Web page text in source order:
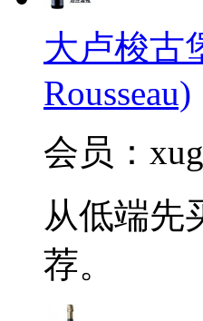
大卢梭古
Rousseau)
会员：
从低端先
荐。